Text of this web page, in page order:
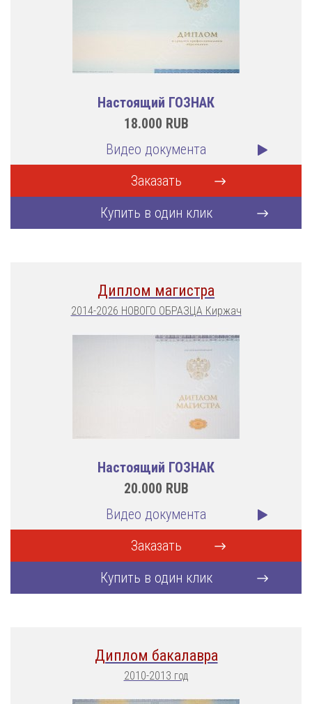
Настоящий ГОЗНАК
18.000 RUB
Видео документа
Заказать
Купить в один клик
Диплом магистра
2014-2026 НОВОГО ОБРАЗЦА Киржач
Настоящий ГОЗНАК
20.000 RUB
Видео документа
Заказать
Купить в один клик
Диплом бакалавра
2010-2013 год